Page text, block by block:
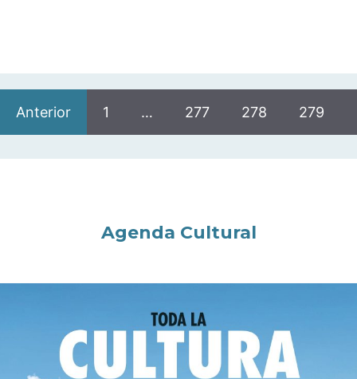
Anterior 1 … 277 278 279
Agenda Cultural